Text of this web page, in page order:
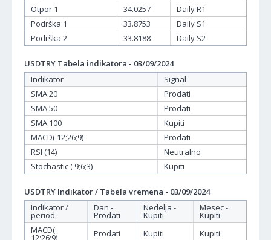
Otpor 1
34.0257
Daily R1
Podrška 1
33.8753
Daily S1
Podrška 2
33.8188 Daily S2
USDTRY Tabela indikatora - 03/09/2024
Indikator
Signal
SMA 20
Prodati
SMA 50
Prodati
SMA 100
Kupiti
MACD( 12;26;9)
Prodati
RSI (14)
Neutralno
Stochastic ( 9;6;3)
Kupiti
USDTRY Indikator / Tabela vremena - 03/09/2024
Indikator /
period
Dan -
Prodati
Nedelja -
Kupiti
Mesec -
Kupiti
MACD(
12;26;9) Prodati Kupiti
Kupiti